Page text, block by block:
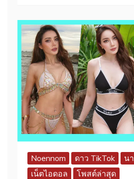
Noennom ดาว TikTok
น
เน็ตไอดอล
โพสต์ล่าสุด